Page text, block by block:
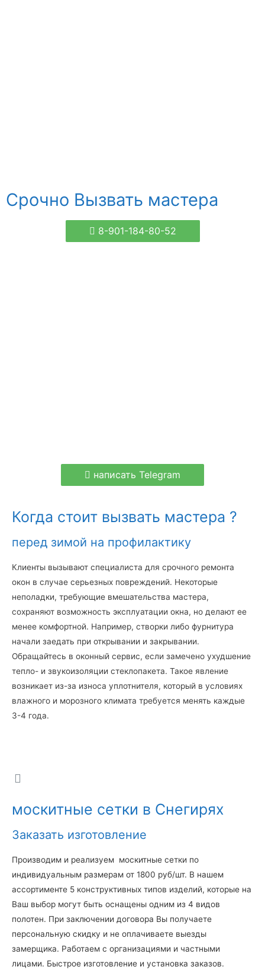
Срочно Вызвать мастера
8-901-184-80-52
написать Telegram
Когда стоит вызвать мастера ?
перед зимой на профилактику
Клиенты вызывают специалиста для срочного ремонта
окон в случае серьезных повреждений. Некоторые
неполадки, требующие вмешательства мастера,
сохраняют возможность эксплуатации окна, но делают ее
менее комфортной. Например, створки либо фурнитура
начали заедать при открывании и закрывании.
Обращайтесь в оконный сервис, если замечено ухудшение
тепло- и звукоизоляции стеклопакета. Такое явление
возникает из-за износа уплотнителя, который в условиях
влажного и морозного климата требуется менять каждые
3-4 года.
москитные сетки в Снегирях
Заказать изготовление
Производим и реализуем москитные сетки по
индивидуальным размерам от 1800 руб/шт. В нашем
ассортименте 5 конструктивных типов изделий, которые на
Ваш выбор могут быть оснащены одним из 4 видов
полотен. При заключении договора Вы получаете
персональную скидку и не оплачиваете выезды
замерщика. Работаем с организациями и частными
лицами. Быстрое изготовление и установка заказов.